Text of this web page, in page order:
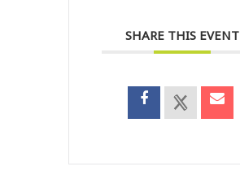
SHARE THIS EVENT